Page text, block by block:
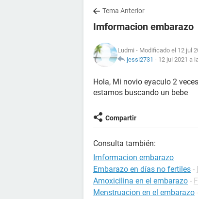
Tema Anterior
Imformacion embarazo
Ludmi - Modificado el 12 jul
jessi2731 - 12 jul 2021 a
Hola, Mi novio eyaculo 2
estamos buscando un bebe
Compartir
Consulta también:
Imformacion embarazo
Embarazo en días no fertiles -
Amoxicilina en el embarazo -
Menstruacion en el embarazo -